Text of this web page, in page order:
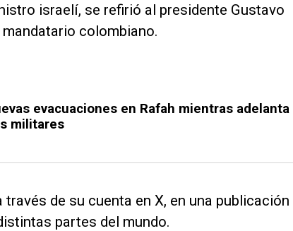
israelí, se refirió al presidente Gustavo
colombiano.
evacuaciones en Rafah mientras adelanta
militares
de su cuenta en X, en una publicación
partes del mundo.